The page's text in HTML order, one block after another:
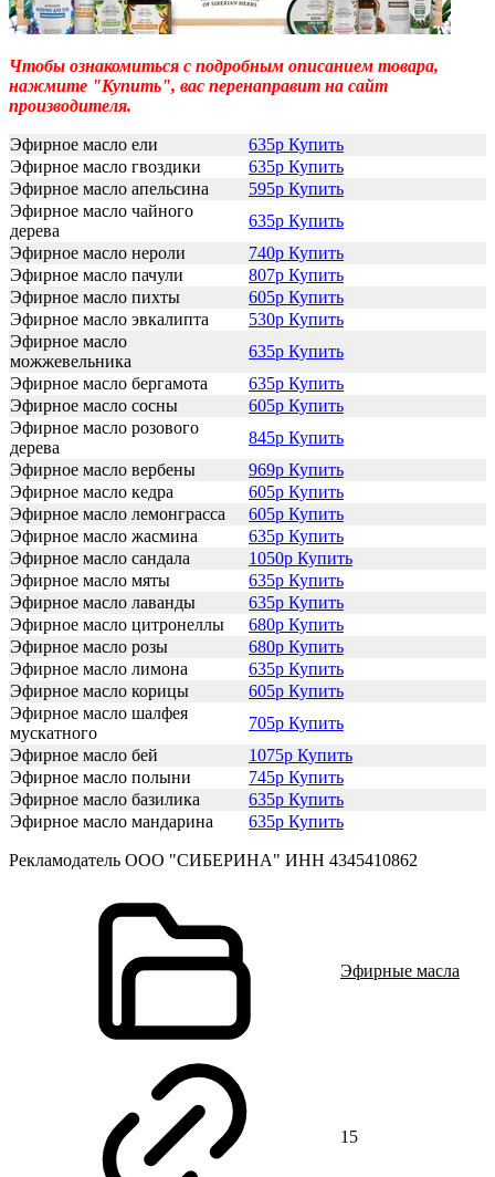
Чтобы ознакомиться с подробным описанием товара,
нажмите "Купить", вас перенаправит на сайт
производителя.
Эфирное масло ели
635р Купить
Эфирное масло гвоздики
635р Купить
Эфирное масло апельсина
595р Купить
Эфирное масло чайного
дерева
635р Купить
Эфирное масло нероли
740р Купить
Эфирное масло пачули
807р Купить
Эфирное масло пихты
605р Купить
Эфирное масло эвкалипта
530р Купить
Эфирное масло
можжевельника
635р Купить
Эфирное масло бергамота
635р Купить
Эфирное масло сосны
605р Купить
Эфирное масло розового
дерева
845р Купить
Эфирное масло вербены
969р Купить
Эфирное масло кедра
605р Купить
Эфирное масло лемонграсса
605р Купить
Эфирное масло жасмина
635р Купить
Эфирное масло сандала
1050р Купить
Эфирное масло мяты
635р Купить
Эфирное масло лаванды
635р Купить
Эфирное масло цитронеллы
680р Купить
Эфирное масло розы
680р Купить
Эфирное масло лимона
635р Купить
Эфирное масло корицы
605р Купить
Эфирное масло шалфея
мускатного
705р Купить
Эфирное масло бей
1075р Купить
Эфирное масло полыни
745р Купить
Эфирное масло базилика
635р Купить
Эфирное масло мандарина
635р Купить
Рекламодатель ООО "СИБЕРИНА" ИНН 4345410862
Эфирные масла
15